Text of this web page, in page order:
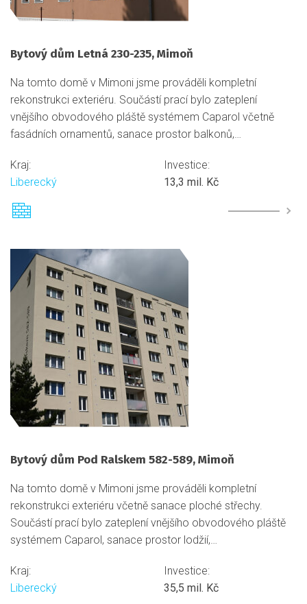
Bytový dům Letná 230-235, Mimoň
Na tomto domě v Mimoni jsme prováděli kompletní
rekonstrukci exteriéru. Součástí prací bylo zateplení
vnějšího obvodového pláště systémem Caparol včetně
fasádních ornamentů, sanace prostor balkonů,…
Kraj:
Liberecký
Investice:
13,3 mil. Kč
Bytový dům Pod Ralskem 582-589, Mimoň
Na tomto domě v Mimoni jsme prováděli kompletní
rekonstrukci exteriéru včetně sanace ploché střechy.
Součástí prací bylo zateplení vnějšího obvodového pláště
systémem Caparol, sanace prostor lodžií,…
Kraj:
Liberecký
Investice:
35,5 mil. Kč